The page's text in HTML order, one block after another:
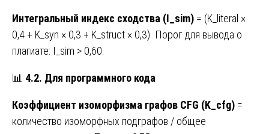
Интегральный индекс сходства (I_sim) = (K_literal ×
0,4 + K_syn × 0,3 + K_struct × 0,3). Порог для вывода о
плагиате: I_sim > 0,60.
📊 4.2. Для программного кода
Коэффициент изоморфизма графов CFG (K_cfg) =
количество изоморфных подграфов / общее